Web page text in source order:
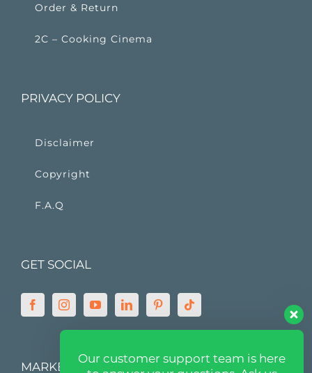
Order & Return
2C – Cooking Cinema
PRIVACY POLICY
Disclaimer
Copyright
F.A.Q
GET SOCIAL
MARKETPLACE
Our customer support team is here